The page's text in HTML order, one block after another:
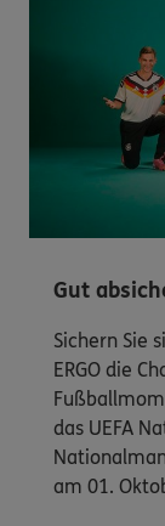
Gut
Sichern Sie
ERGO die
das UEFA
am 01.